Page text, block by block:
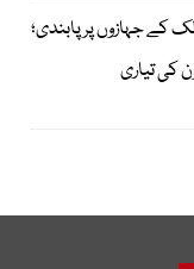
کے جہازوں پر پابندی؛
کی تیاری